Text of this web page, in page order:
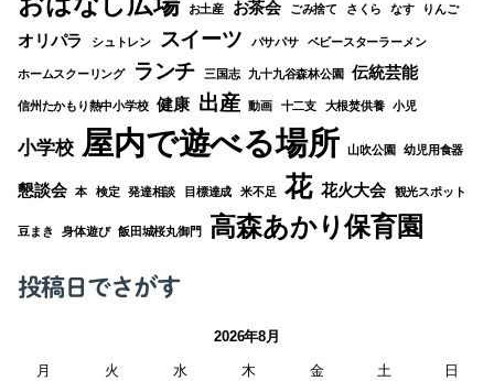
お土産 お茶会 ごみ捨て さくら なす りんご
オリパラ シュトレン スイーツ パサパサ ベビースターラーメン
ホームスクーリング ランチ 三国志 九十九谷森林公園 伝統芸能
信州たかもり熱中小学校 健康 出産 動画 十二支 大根焚供養 小児
小学校 屋内で遊べる場所 山吹公園 幼児用食器
懇談会 本 検定 発達相談 目標達成 米不足 花 花火大会 観光スポット
豆まき 身体遊び 飯田城桜丸御門 高森あかり保育園
投稿日でさがす
2026年8月
月 火 水 木 金 土 日